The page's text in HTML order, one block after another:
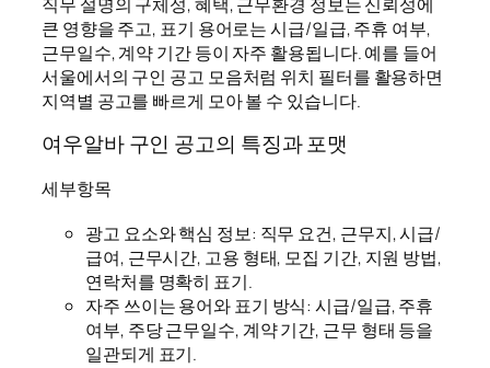
큰 영향을 주고, 표기 용어로는 시급/일급, 주휴 여부,
근무일수, 계약 기간 등이 자주 활용됩니다. 예를 들어
서울에서의 구인 공고 모음처럼 위치 필터를 활용하면
지역별 공고를 빠르게 모아 볼 수 있습니다.
여우알바 구인 공고의 특징과 포맷
세부항목
광고 요소와 핵심 정보: 직무 요건, 근무지, 시급/
급여, 근무시간, 고용 형태, 모집 기간, 지원 방법,
연락처를 명확히 표기.
자주 쓰이는 용어와 표기 방식: 시급/일급, 주휴
여부, 주당 근무일수, 계약 기간, 근무 형태 등을
일관되게 표기.